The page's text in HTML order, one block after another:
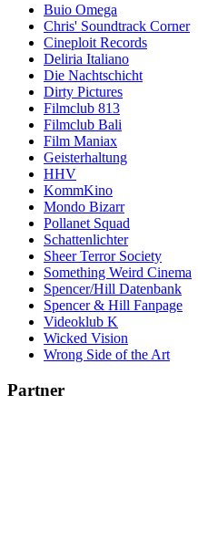
Buio Omega
Chris' Soundtrack Corner
Cineploit Records
Deliria Italiano
Die Nachtschicht
Dirty Pictures
Filmclub 813
Filmclub Bali
Film Maniax
Geisterhaltung
HHV
KommKino
Mondo Bizarr
Pollanet Squad
Schattenlichter
Sheer Terror Society
Something Weird Cinema
Spencer/Hill Datenbank
Spencer & Hill Fanpage
Videoklub K
Wicked Vision
Wrong Side of the Art
Partner